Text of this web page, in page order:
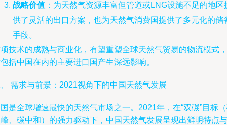
战略价值 ：为天然气资源丰富但管道或LNG设施不足的地区
供了灵活的出口方案，也为天然气消费国提供了多元化的储
手段。
技术的成熟与商业化，有望重塑全球天然气贸易的物流模式，
括中国在内的主要进口国产生深远影响。
需求与前景：2021视角下的中国天然气发展
是全球增速最快的天然气市场之一。2021年，在“双碳”目标
、碳中和）的强力驱动下，中国天然气发展呈现出鲜明特点与